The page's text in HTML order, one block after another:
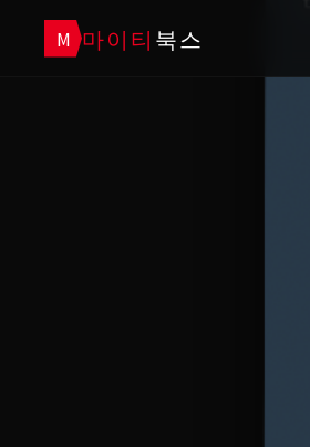
M 마이티 북스